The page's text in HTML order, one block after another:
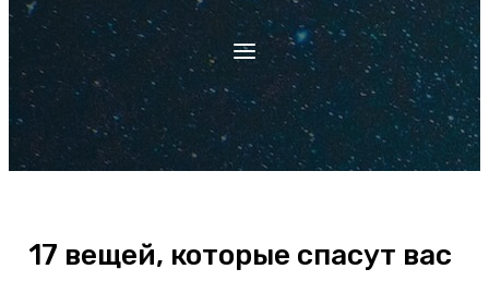
17 вещей, которые спасут вас